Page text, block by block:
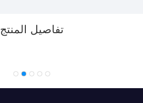
تفاصيل المنتج